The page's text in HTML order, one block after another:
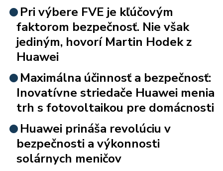
Pri výbere FVE je kľúčovým
faktorom bezpečnosť. Nie však
jediným, hovorí Martin Hodek z
Huawei
Maximálna účinnosť a bezpečnosť:
Inovatívne striedače Huawei menia
trh s fotovoltaikou pre domácnosti
Huawei prináša revolúciu v
bezpečnosti a výkonnosti
solárnych meničov